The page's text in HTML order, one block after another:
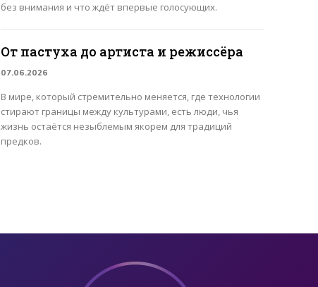
без внимания и что ждёт впервые голосующих.
От пастуха до артиста и режиссёра
07.06.2026
В мире, который стремительно меняется, где технологии
стирают границы между культурами, есть люди, чья
жизнь остаётся незыблемым якорем для традиций
предков.